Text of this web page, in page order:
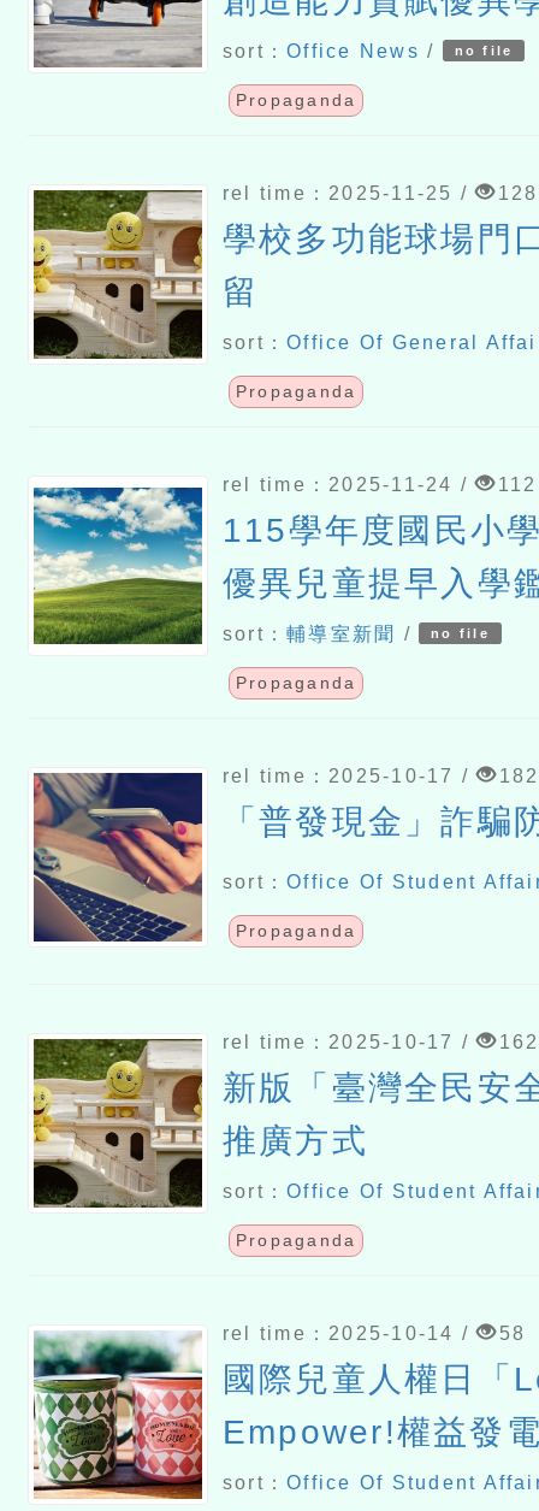
sort：Office News / no file
Propaganda
rel time：2025-11-25 / 128
學校多功能球場門
留
sort：Office Of General
Propaganda
rel time：2025-11-24 / 112
115學年度國民小
優異兒童提早入學
sort：輔導室新聞 / no file
Propaganda
rel time：2025-10-17 / 182
「普發現金」詐騙
sort：Office Of Student
Propaganda
rel time：2025-10-17 / 162
新版「臺灣全民安
推廣方式
sort：Office Of Student
Propaganda
rel time：2025-10-14 / 58
國際兒童人權日「
Empower!權益發
案影片徵選活動
sort：Office Of Student